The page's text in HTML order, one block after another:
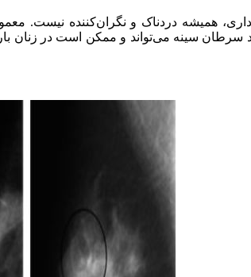
همیشه دردناک و نگران‌کننده نیست.
سرطان سینه می‌تواند و ممکن است در زنان